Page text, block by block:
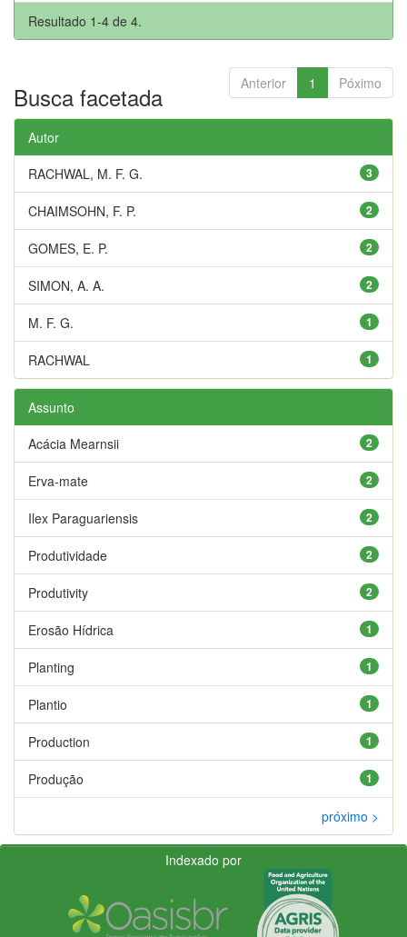
Resultado 1-4 de 4.
Anterior 1 Póximo
Busca facetada
Autor
3
RACHWAL, M. F. G.
2
CHAIMSOHN, F. P.
2
GOMES, E. P.
2
SIMON, A. A.
1
M. F. G.
1
RACHWAL
Assunto
2
Acácia Mearnsii
2
Erva-mate
2
Ilex Paraguariensis
2
Produtividade
2
Produtivity
1
Erosão Hídrica
1
Planting
1
Plantio
1
Production
1
Produção
próximo >
Indexado por